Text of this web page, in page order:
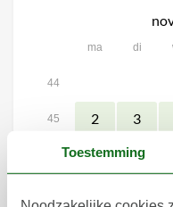
ma di
44
45 2 3
9 10
Toestemming